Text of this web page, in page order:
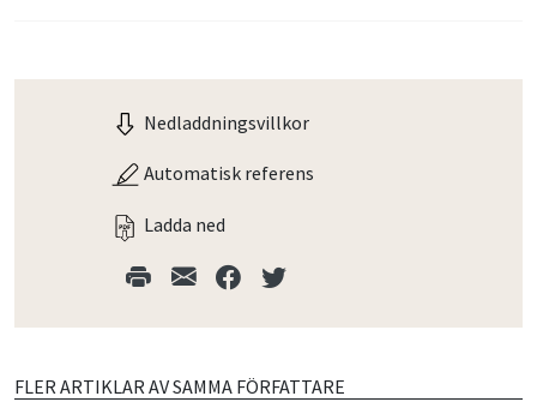
Nedladdningsvillkor
Automatisk referens
Ladda ned
FLER ARTIKLAR AV SAMMA FÖRFATTARE